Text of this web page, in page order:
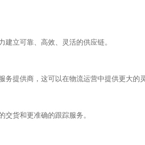
立可靠、高效、灵活的供应链。
提供商，这可以在物流运营中提供更大的灵
货和更准确的跟踪服务。